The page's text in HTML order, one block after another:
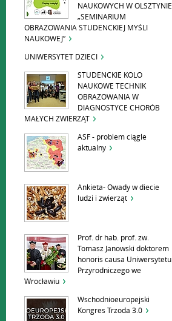
NAUKOWYCH W OLSZTYNIE
„SEMINARIUM
OBRAZOWANIA STUDENCKIEJ MYŚLI
NAUKOWEJ”
UNIWERSYTET DZIECI
STUDENCKIE KOLO
NAUKOWE TECHNIK
OBRAZOWANIA W
DIAGNOSTYCE CHORÓB
MAŁYCH ZWIERZĄT
ASF - problem ciągle
aktualny
Ankieta- Owady w diecie
ludzi i zwierząt
Prof. dr hab. prof. zw.
Tomasz Janowski doktorem
honoris causa Uniwersytetu
Przyrodniczego we
Wrocławiu
Wschodnioeuropejski
Kongres Trzoda 3.0